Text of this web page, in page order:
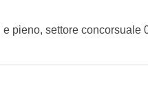
pieno, settore concorsuale